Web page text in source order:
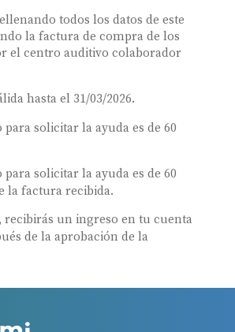
todos los datos de este
la factura de compra de los
el centro auditivo colaborador
hasta el 31/03/2026.
solicitar la ayuda es de 60
solicitar la ayuda es de 60
la factura recibida.
recibirás un ingreso en tu cuenta
de la aprobación de la